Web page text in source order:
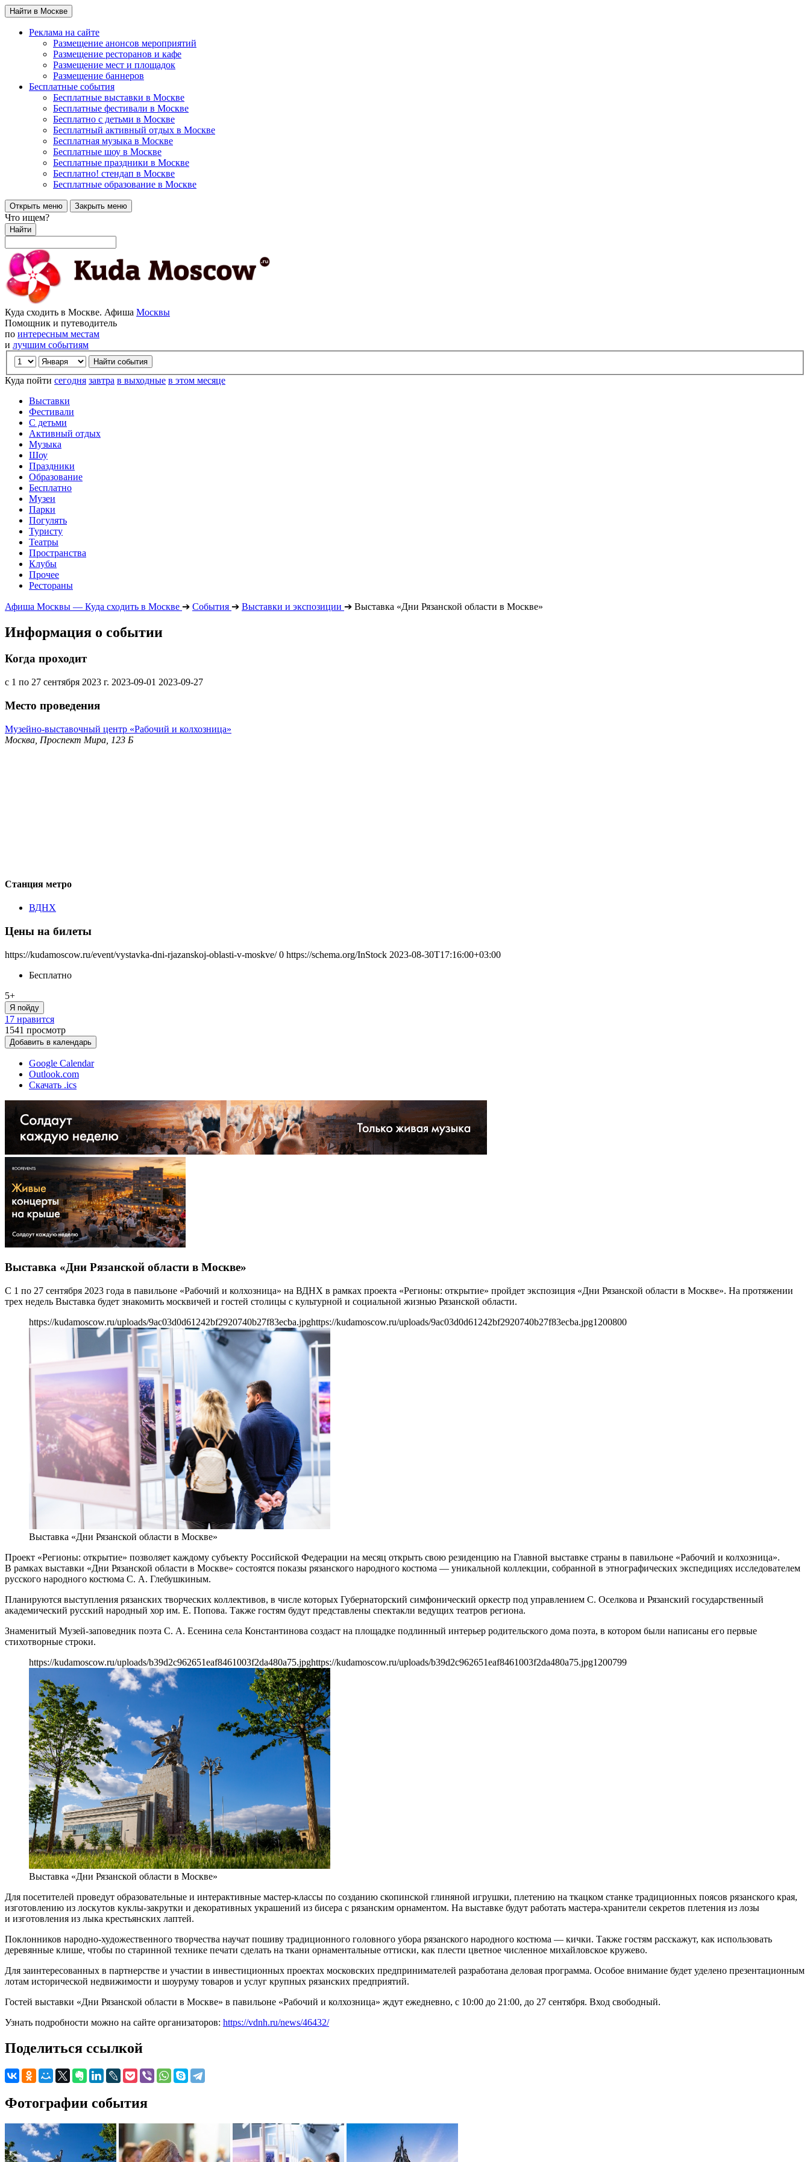
Найти в Москве
Реклама на сайте
Размещение анонсов мероприятий
Размещение ресторанов и кафе
Размещение мест и площадок
Размещение баннеров
Бесплатные события
Бесплатные выставки в Москве
Бесплатные фестивали в Москве
Бесплатно с детьми в Москве
Бесплатный активный отдых в Москве
Бесплатная музыка в Москве
Бесплатные шоу в Москве
Бесплатные праздники в Москве
Бесплатно! стендап в Москве
Бесплатные образование в Москве
Открыть меню Закрыть меню
Что ищем?
Найти
Куда сходить в Москве. Афиша Москвы
Помощник и путеводитель
по интересным местам
и лучшим событиям
Куда пойти сегодня завтра в выходные в этом месяце
Выставки
Фестивали
С детьми
Активный отдых
Музыка
Шоу
Праздники
Образование
Бесплатно
Музеи
Парки
Погулять
Туристу
Театры
Пространства
Клубы
Прочее
Рестораны
Афиша Москвы — Куда сходить в Москве ➔ События ➔ Выставки и экспозиции ➔ Выставка «Дни Рязанской области в Москве»
Информация о событии
Когда проходит
с 1 по 27 сентября 2023 г. 2023-09-01 2023-09-27
Место проведения
Музейно-выставочный центр «Рабочий и колхозница»
Москва, Проспект Мира, 123 Б
Станция метро
ВДНХ
Цены на билеты
https://kudamoscow.ru/event/vystavka-dni-rjazanskoj-oblasti-v-moskve/ 0 https://schema.org/InStock 2023-08-30T17:16:00+03:00
Бесплатно
5+
Я пойду
17 нравится
1541 просмотр
Добавить в календарь
Google Calendar
Outlook.com
Скачать .ics
Выставка «Дни Рязанской области в Москве»
С 1 по 27 сентября 2023 года в павильоне «Рабочий и колхозница» на ВДНХ в рамках проекта «Регионы: открытие» пройдет экспозиция «Дни Рязанской области в Москве». На протяжении
трех недель Выставка будет знакомить москвичей и гостей столицы с культурной и социальной жизнью Рязанской области.
https://kudamoscow.ru/uploads/9ac03d0d61242bf2920740b27f83ecba.jpghttps://kudamoscow.ru/uploads/9ac03d0d61242bf2920740b27f83ecba.jpg1200800
Выставка «Дни Рязанской области в Москве»
Проект «Регионы: открытие» позволяет каждому субъекту Российской Федерации на месяц открыть свою резиденцию на Главной выставке страны в павильоне «Рабочий и колхозница».
В рамках выставки «Дни Рязанской области в Москве» состоятся показы рязанского народного костюма — уникальной коллекции, собранной в этнографических экспедициях исследователем
русского народного костюма С. А. Глебушкиным.
Планируются выступления рязанских творческих коллективов, в числе которых Губернаторский симфонический оркестр под управлением С. Оселкова и Рязанский государственный
академический русский народный хор им. Е. Попова. Также гостям будут представлены спектакли ведущих театров региона.
Знаменитый Музей-заповедник поэта С. А. Есенина села Константинова создаст на площадке подлинный интерьер родительского дома поэта, в котором были написаны его первые
стихотворные строки.
https://kudamoscow.ru/uploads/b39d2c962651eaf8461003f2da480a75.jpghttps://kudamoscow.ru/uploads/b39d2c962651eaf8461003f2da480a75.jpg1200799
Выставка «Дни Рязанской области в Москве»
Для посетителей проведут образовательные и интерактивные мастер-классы по созданию скопинской глиняной игрушки, плетению на ткацком станке традиционных поясов рязанского края,
изготовлению из лоскутов куклы-закрутки и декоративных украшений из бисера с рязанским орнаментом. На выставке будут работать мастера-хранители секретов плетения из лозы
и изготовления из лыка крестьянских лаптей.
Поклонников народно-художественного творчества научат пошиву традиционного головного убора рязанского народного костюма — кички. Также гостям расскажут, как использовать
деревянные клише, чтобы по старинной технике печати сделать на ткани орнаментальные оттиски, как плести цветное численное михайловское кружево.
Для заинтересованных в партнерстве и участии в инвестиционных проектах московских предпринимателей разработана деловая программа. Особое внимание будет уделено презентационным
лотам исторической недвижимости и шоуруму товаров и услуг крупных рязанских предприятий.
Гостей выставки «Дни Рязанской области в Москве» в павильоне «Рабочий и колхозница» ждут ежедневно, с 10:00 до 21:00, до 27 сентября. Вход свободный.
Узнать подробности можно на сайте организаторов: https://vdnh.ru/news/46432/
Поделиться ссылкой
Фотографии события